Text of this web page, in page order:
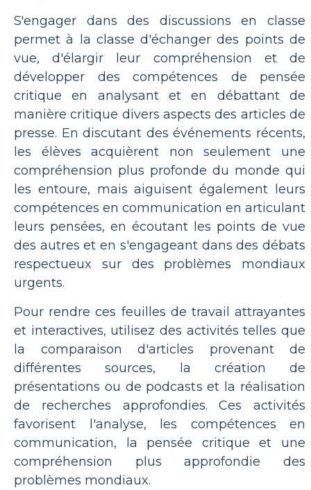
S'engager dans des discussions en classe
permet à la classe d'échanger des points de
vue, d'élargir leur compréhension et de
développer des compétences de pensée
critique en analysant et en débattant de
manière critique divers aspects des articles de
presse. En discutant des événements récents,
les élèves acquièrent non seulement une
compréhension plus profonde du monde qui
les entoure, mais aiguisent également leurs
compétences en communication en articulant
leurs pensées, en écoutant les points de vue
des autres et en s'engageant dans des débats
respectueux sur des problèmes mondiaux
urgents.
Pour rendre ces feuilles de travail attrayantes
et interactives, utilisez des activités telles que
la comparaison d'articles provenant de
différentes sources, la création de
présentations ou de podcasts et la réalisation
de recherches approfondies. Ces activités
favorisent l'analyse, les compétences en
communication, la pensée critique et une
compréhension plus approfondie des
problèmes mondiaux.